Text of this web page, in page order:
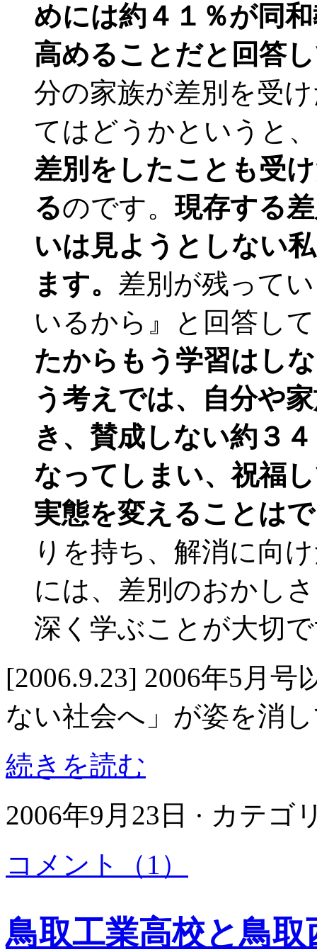
めには約４１％が同
高めることだと回答
分の家族が差別を受
てはどうかというと
差別をしたことも受
るのです。現存する
いは見ようとしない
ます。 差別が残って
いるから』と回答し
たからもう学習はし
う考えでは、自分や
き、賛成しない約３
なってしまい、祝福
実態を変えることは
りを持ち、解消に向
には、差別のおかし
深く学ぶことが大切
[2006.9.23] 2006年5月号
ない社会へ」が姿を消
続きを読む
2006年9月23日 · カテゴ
コメント（1）
鳥取工業高校と鳥